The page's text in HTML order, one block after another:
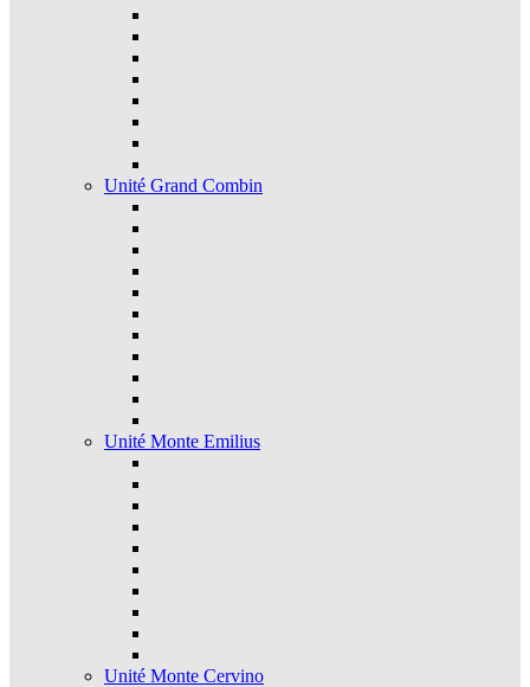
Unité Grand Combin
Unité Monte Emilius
Unité Monte Cervino